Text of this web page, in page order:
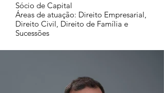
Sócio de Capital
Áreas de atuação: Direito Empresarial,
Direito Civil, Direito de Família e
Sucessões